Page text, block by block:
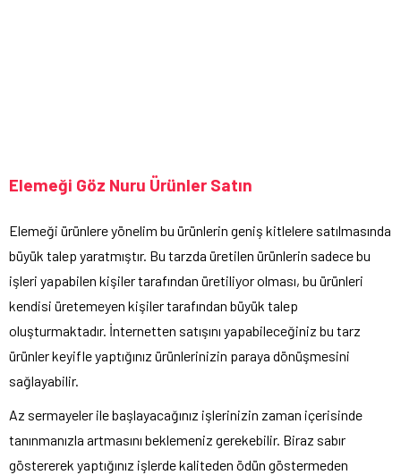
Elemeği Göz Nuru Ürünler Satın
Elemeği ürünlere yönelim bu ürünlerin geniş kitlelere satılmasında
büyük talep yaratmıştır. Bu tarzda üretilen ürünlerin sadece bu
işleri yapabilen kişiler tarafından üretiliyor olması, bu ürünleri
kendisi üretemeyen kişiler tarafından büyük talep
oluşturmaktadır. İnternetten satışını yapabileceğiniz bu tarz
ürünler keyifle yaptığınız ürünlerinizin paraya dönüşmesini
sağlayabilir.
Az sermayeler ile başlayacağınız işlerinizin zaman içerisinde
tanınmanızla artmasını beklemeniz gerekebilir. Biraz sabır
göstererek yaptığınız işlerde kaliteden ödün göstermeden